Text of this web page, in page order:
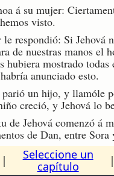
á su mujer:
visto.
respondió: Si Jehová
de nuestras manos el
hubiera mostrado todas
anunciado esto.
un hijo, y llamóle
creció, y Jehová lo
de Jehová comenzó á
de Dan, entre Sora
Seleccione un
capítulo